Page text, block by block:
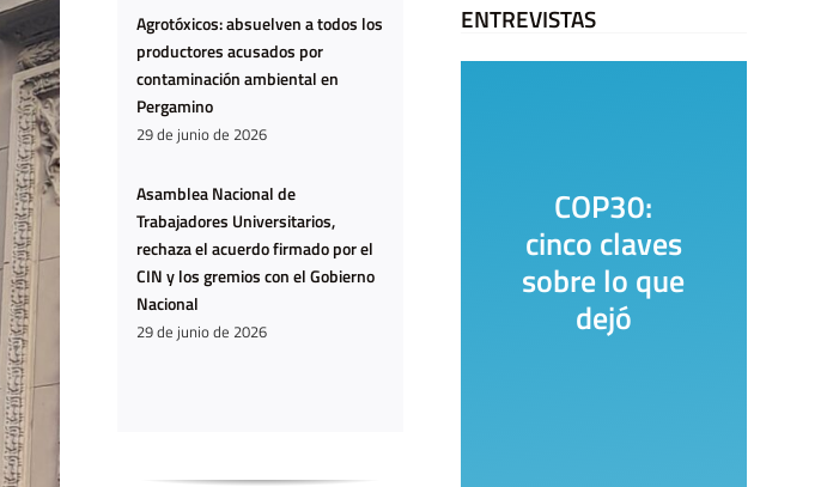
Agrotóxicos: absuelven a todos los
productores acusados por
contaminación ambiental en
Pergamino
29 de junio de 2026
Asamblea Nacional de
Trabajadores Universitarios,
rechaza el acuerdo firmado por el
CIN y los gremios con el Gobierno
Nacional
29 de junio de 2026
ENTREVISTAS
COP30:
cinco claves
sobre lo que
dejó
La Casa del
Encuentro